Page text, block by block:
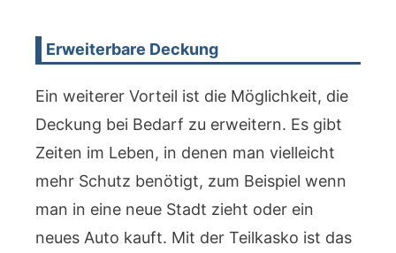
Erweiterbare Deckung
Ein weiterer Vorteil ist die Möglichkeit, die
Deckung bei Bedarf zu erweitern. Es gibt
Zeiten im Leben, in denen man vielleicht
mehr Schutz benötigt, zum Beispiel wenn
man in eine neue Stadt zieht oder ein
neues Auto kauft. Mit der Teilkasko ist das